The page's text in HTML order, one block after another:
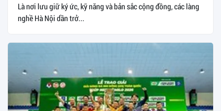
Là nơi lưu giữ ký ức, kỹ năng và bản sắc cộng đồng, các làng
nghề Hà Nội dần trở...